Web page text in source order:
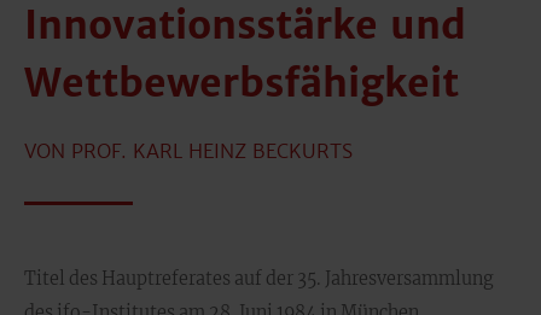
Innovationsstärke und
Wettbewerbsfähigkeit
VON PROF. KARL HEINZ BECKURTS
Titel des Hauptreferates auf der 35. Jahresversammlung